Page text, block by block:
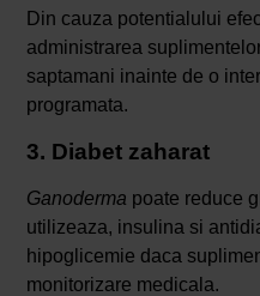
Din cauza potentialului
administrarea
saptamani inainte de o
programata.
3. Diabet zaharat
Ganoderma poate reduce
utilizeaza, insulina si
hipoglicemie daca
monitorizare medicala.